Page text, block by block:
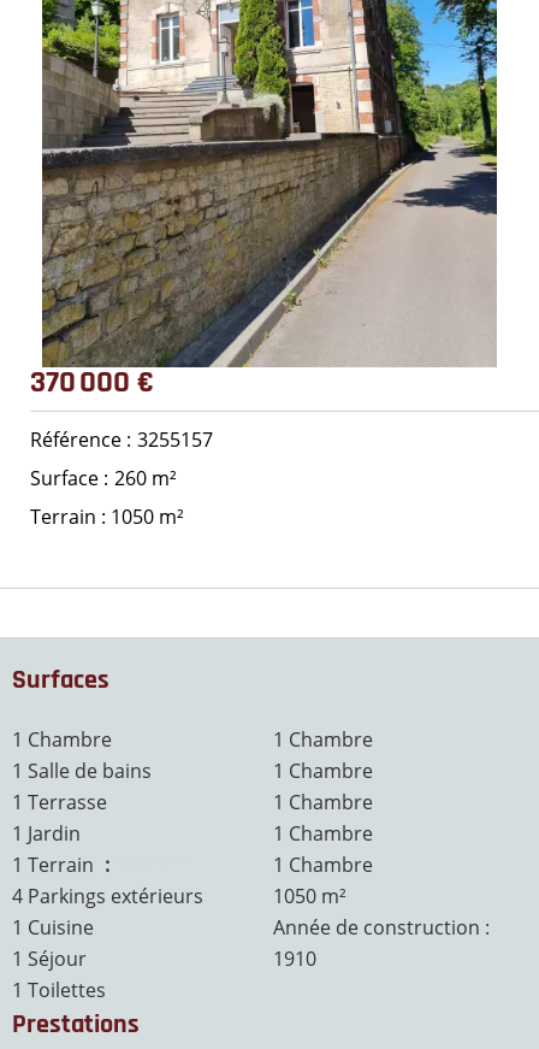
370 000 €
Référence 3255157
Surface 260 m²
Terrain : 1050 m²
Surfaces
1 Chambre
1 Salle de bains
1 Terrasse
1 Jardin
1 Terrain
4 Parkings extérieurs
1 Cuisine
1 Séjour
1 Toilettes
1 Chambre
1 Chambre
1 Chambre
1 Chambre
1 Chambre
1050 m²
Année de construction :
1910
Prestations